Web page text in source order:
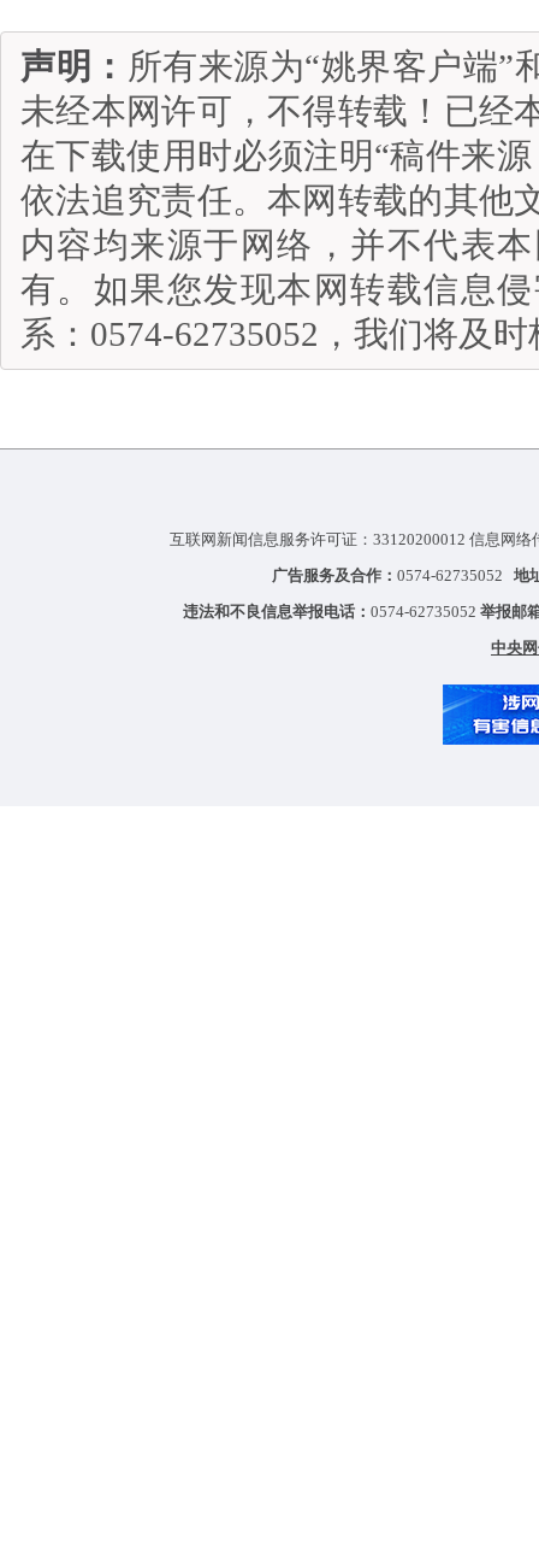
声明： 所有来源为“姚界客户端”
未经本网许可，不得转载！已经
在下载使用时必须注明“稿件来
依法追究责任。本网转载的其他
内容均来源于网络，并不代表
有。如果您发现本网转载信息
系：0574-62735052，我们将及
互联网新闻信息服务许可证：33120200012 信息网
广告服务及合作： 0574-62735052 地
违法和不良信息举报电话： 0574-62735052 举报邮
中央